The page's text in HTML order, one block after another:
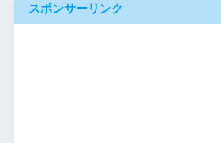
スポンサーリンク